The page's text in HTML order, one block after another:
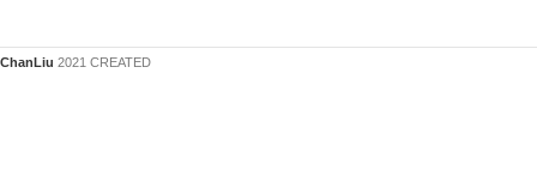
ChanLiu 2021 CREATED